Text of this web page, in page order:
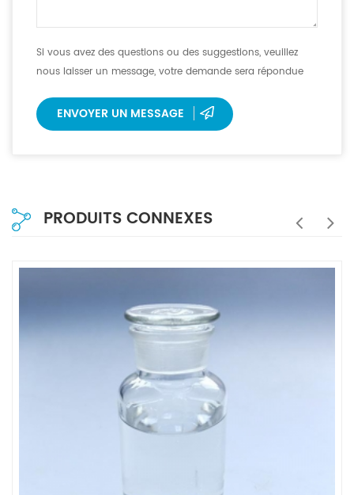
Si vous avez des questions ou des suggestions, veuillez
nous laisser un message, votre demande sera répondue
ENVOYER UN MESSAGE
PRODUITS CONNEXES